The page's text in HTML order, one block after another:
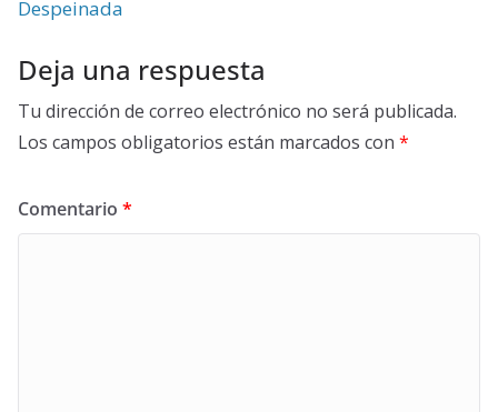
Despeinada
Deja una respuesta
Tu dirección de correo electrónico no será publicada.
Los campos obligatorios están marcados con *
Comentario *